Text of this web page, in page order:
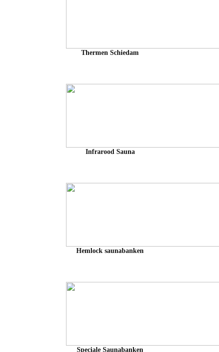
Thermen Schiedam
Infrarood Sauna
Hemlock saunabanken
Speciale Saunabanken